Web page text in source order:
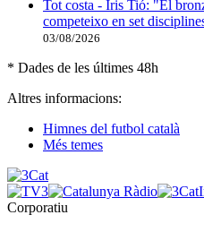
Tot costa - Iris Tió: "El
competeixo en set
03/08/2026
* Dades de les últimes 48h
Altres informacions:
Himnes del futbol català
Més temes
Corporatiu